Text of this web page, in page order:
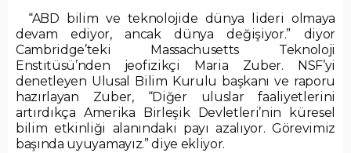
“ABD bilim ve teknolojide dünya lideri olmaya
devam ediyor, ancak dünya değişiyor.” diyor
Cambridge’teki Massachusetts Teknoloji
Enstitüsü’nden jeofizikçi Maria Zuber. NSF’yi
denetleyen Ulusal Bilim Kurulu başkanı ve raporu
hazırlayan Zuber, “Diğer uluslar faaliyetlerini
artırdıkça Amerika Birleşik Devletleri’nin küresel
bilim etkinliği alanındaki payı azalıyor. Görevimiz
başında uyuyamayız.” diye ekliyor.